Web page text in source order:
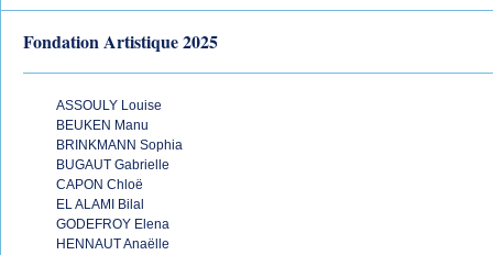
Fondation Artistique 2025
ASSOULY Louise
BEUKEN Manu
BRINKMANN Sophia
BUGAUT Gabrielle
CAPON Chloë
EL ALAMI Bilal
GODEFROY Elena
HENNAUT Anaëlle